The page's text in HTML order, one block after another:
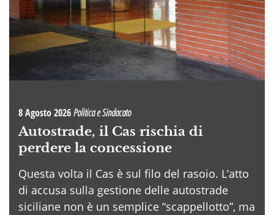
8 Agosto 2026Politica e Sindacato
Autostrade, il Cas rischia di
perdere la concessione
Questa volta il Cas è sul filo del rasoio. L’atto
di accusa sulla gestione delle autostrade
siciliane non è un semplice “scappellotto”, ma